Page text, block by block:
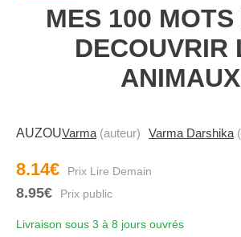
MES 100 MOTS
DECOUVRIR
ANIMAUX
AUZOUVarma (auteur) Varma Darshika
8.14€
8.95€
Livraison sous 3 à 8 jours ouvrés